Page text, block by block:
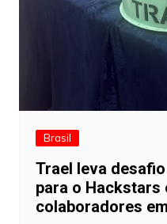
Brasil
Trael leva
para o Hackstars
colaboradores